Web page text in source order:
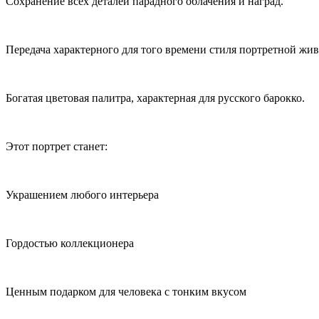
Передача характерного для того времени стиля портретной
Богатая цветовая палитра, характерная для русского барокко.
Этот портрет станет:
Украшением любого интерьера
Гордостью коллекционера
Ценным подарком для человека с тонким вкусом